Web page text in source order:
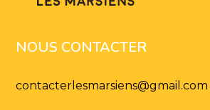
NOUS CONTACTER
contacterlesmarsiens@gmail.com